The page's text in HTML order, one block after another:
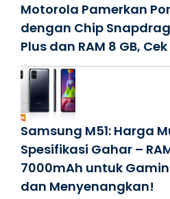
Motorola Pamerkan
dengan Chip
Plus dan RAM 8 GB,
Samsung M51: Harga
Spesifikasi Gahar –
7000mAh untuk
dan Menyenangkan!